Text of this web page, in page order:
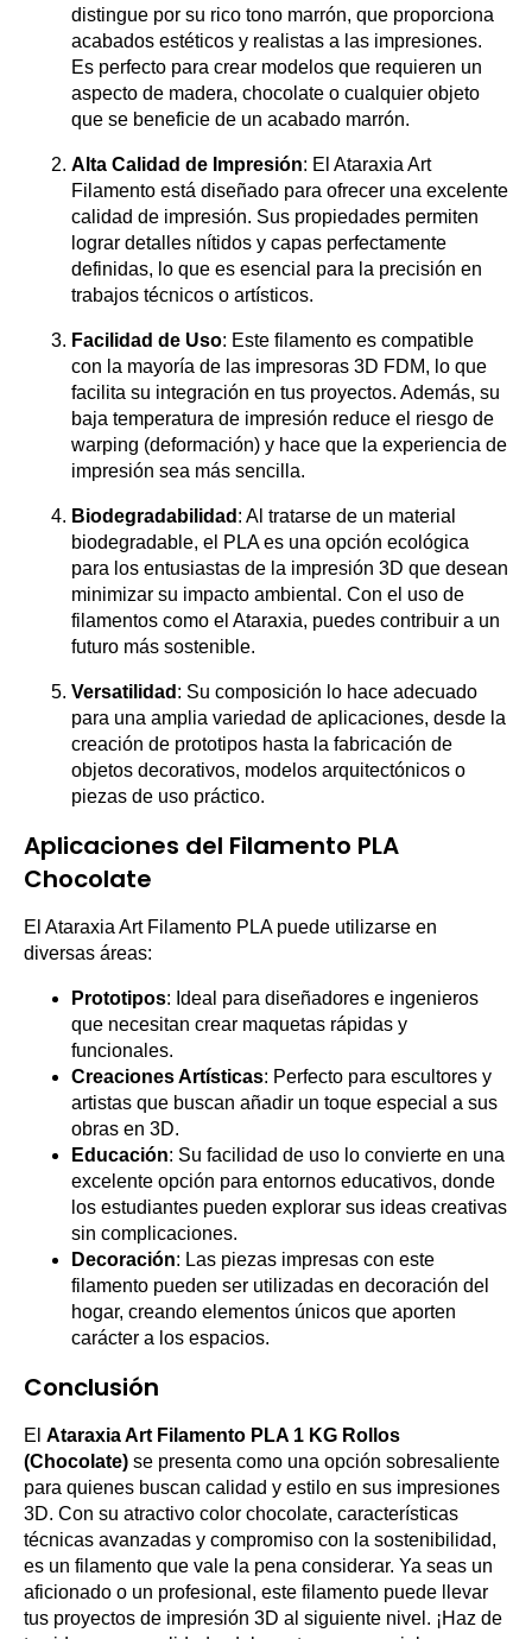
distingue por su rico tono marrón, que proporciona
acabados estéticos y realistas a las impresiones.
Es perfecto para crear modelos que requieren un
aspecto de madera, chocolate o cualquier objeto
que se beneficie de un acabado marrón.
Alta Calidad de Impresión: El Ataraxia Art
Filamento está diseñado para ofrecer una excelente
calidad de impresión. Sus propiedades permiten
lograr detalles nítidos y capas perfectamente
definidas, lo que es esencial para la precisión en
trabajos técnicos o artísticos.
Facilidad de Uso: Este filamento es compatible
con la mayoría de las impresoras 3D FDM, lo que
facilita su integración en tus proyectos. Además, su
baja temperatura de impresión reduce el riesgo de
warping (deformación) y hace que la experiencia de
impresión sea más sencilla.
Biodegradabilidad : Al tratarse de un material
biodegradable, el PLA es una opción ecológica
para los entusiastas de la impresión 3D que desean
minimizar su impacto ambiental. Con el uso de
filamentos como el Ataraxia, puedes contribuir a un
futuro más sostenible.
Versatilidad : Su composición lo hace adecuado
para una amplia variedad de aplicaciones, desde la
creación de prototipos hasta la fabricación de
objetos decorativos, modelos arquitectónicos o
piezas de uso práctico.
Aplicaciones del Filamento PLA
Chocolate
El Ataraxia Art Filamento PLA puede utilizarse en
diversas áreas:
Prototipos: Ideal para diseñadores e ingenieros
que necesitan crear maquetas rápidas y
funcionales.
Creaciones Artísticas: Perfecto para escultores y
artistas que buscan añadir un toque especial a sus
obras en 3D.
Educación: Su facilidad de uso lo convierte en una
excelente opción para entornos educativos, donde
los estudiantes pueden explorar sus ideas creativas
sin complicaciones.
Decoración: Las piezas impresas con este
filamento pueden ser utilizadas en decoración del
hogar, creando elementos únicos que aporten
carácter a los espacios.
Conclusión
El Ataraxia Art Filamento PLA 1 KG Rollos
(Chocolate) se presenta como una opción sobresaliente
para quienes buscan calidad y estilo en sus impresiones
3D. Con su atractivo color chocolate, características
técnicas avanzadas y compromiso con la sostenibilidad,
es un filamento que vale la pena considerar. Ya seas un
aficionado o un profesional, este filamento puede llevar
tus proyectos de impresión 3D al siguiente nivel. ¡Haz de